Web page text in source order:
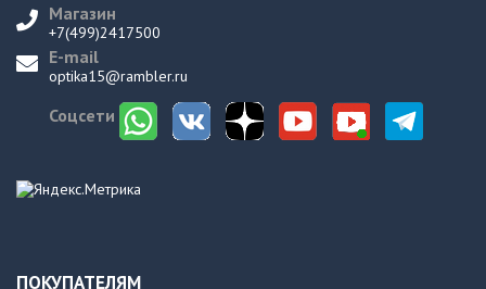
Магазин
+7(499)2417500
E-mail
optika15@rambler.ru
Соцсети
ПОКУПАТЕЛЯМ